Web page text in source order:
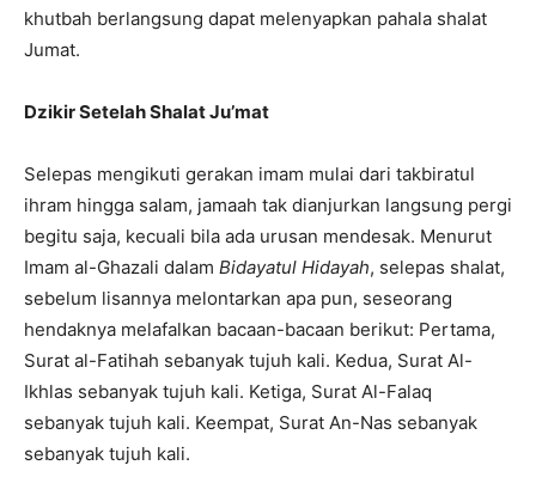
khutbah berlangsung dapat melenyapkan pahala shalat
Jumat.
Dzikir Setelah Shalat Ju’mat
Selepas mengikuti gerakan imam mulai dari takbiratul
ihram hingga salam, jamaah tak dianjurkan langsung pergi
begitu saja, kecuali bila ada urusan mendesak. Menurut
Imam al-Ghazali dalam Bidayatul Hidayah, selepas shalat,
sebelum lisannya melontarkan apa pun, seseorang
hendaknya melafalkan bacaan-bacaan berikut: Pertama,
Surat al-Fatihah sebanyak tujuh kali. Kedua, Surat Al-
Ikhlas sebanyak tujuh kali. Ketiga, Surat Al-Falaq
sebanyak tujuh kali. Keempat, Surat An-Nas sebanyak
sebanyak tujuh kali.